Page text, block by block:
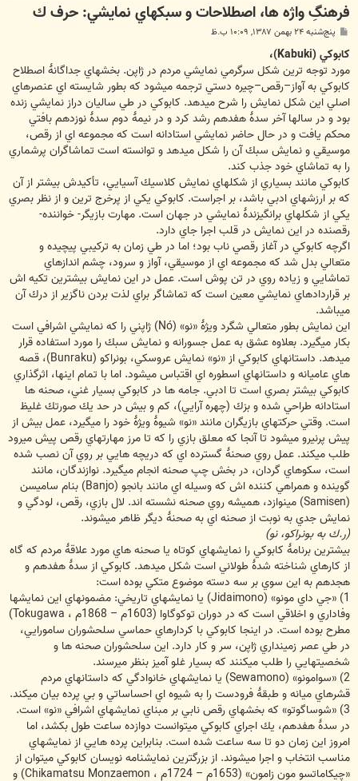
فرهنگِ واژه ها، اصطلاحات و سبكهاي نمايشي: حرف ك
س
ت
پنج‌شنبه ۲۴ بهمن ۱۳۸۷, ۱۰:۰۹ ب.ظ
كابوكي (Kabuki)،
مورد توجه ترين شكل سرگرمي نمايشي مردم در ژاپن. بخشهاي جداگانۀ اصطلاح
كابوكي به آواز–رقص–چيره دستي ترجمه ميشود كه بطور شايسته اي عنصرهاي
اصلي اين شكل نمايش را شرح ميدهد. كابوكي در طي ساليان دراز نمايشي زنده
بود و در سالها آخر سدۀ هفدهم رشد كرد و در نيمۀ دوم سدۀ نوزدهم بافتي
محكم يافت و در حال حاضر نمايشي استادانه است كه مجموعه اي از رقص،
موسيقي و نمايش سبك آن را شكل ميدهد و توانسته است تماشاگران پرشماري
را به تماشاي خود جذب كند.
كابوكي مانند بسياري از شكلهاي نمايش كلاسيك آسيايي، تأكيدش بيشتر از آن
كه بر ارزشهاي ادبي باشد، بر اجراست. كابوكي يكي از پرخرج ترين و از نظر بصري
يكي از شكلهاي برانگيزندۀ نمايشي در جهان است. مهارت بازيگر- خواننده-
رقصنده در اين نمايش در قلب اجرا جاي دارد.
اگرچه كابوكي در آغاز رقصي ناب بود؛ اما در طي زمان به تركيبي پيچيده و
متعالي بدل شد كه مجموعه اي از موسيقي، آواز و سرود، چشم اندازهاي
تماشايي و زياده روي در تن پوش است. عمل در اين نمايش بيشترين تكيه اش
بر قراردادهاي نمايشي معين است كه تماشاگر براي لذت بردن ناگزير از درك آن
ميباشد.
اين نمايش بطور متعالي شگرد ويژۀ «نو» (Nó) ژاپني را كه نمايشي اشرافي است
بكار ميگيرد. بعلاوه عشق به عمل جسورانه و نمايش سبك را مورد استفاده قرار
ميدهد. داستانهاي كابوكي از «نو» نمايش عروسكي، بونراكو (Bunraku)، قصه
هاي عاميانه و داستانهاي اسطوره اي اقتباس ميشود. اما با تمام اينها، اثرگذاري
كابوكي بيشتر بصري است تا ادبي. جامه ها در كابوكي بسيار غني، صحنه ها
استادانه طراحي شده و بزك (چهره آرايي)، كم و بيش در حد يك صورتك غليظ
است. وقتي حركتهاي بازيگران مانند «نو» شيوۀ ويژۀ خود را ميگيرد، عمل بيش از
پيش پرنيرو ميشود تا آنجا كه معلق بازي را كه تا مرز مهارتهاي رقص پيش ميرود
طلب ميكند. عمل روي صحنۀ گسترده اي كه دريچه هايي بر روي آن نصب شده
است، سكوهاي گردان، در بخش چپ صحنه انجام ميگيرد. نوازندگان، مانند
گوينده و همراهي كننده اش كه وسيله اي مانند بانجو (Banjo) بنام ساميسن
(Samisen) مينوازد، هميشه روي صحنه نشسته اند. لال بازي، رقص، لودگي و
نمايش جدي به نوبت از صحنه اي به صحنۀ ديگر ظاهر ميشوند.
(ر.ك به بونراكو، نو)
بيشترين برنامۀ كابوكي را نمايشهاي كوتاه يا صحنه هاي مورد علاقۀ مردم كه گاه
از كارهاي شناخته شدۀ طولاني است شكل ميدهد. كابوكي از سدۀ هفدهم و
هجدهم به اين سوي بر سه دسته موضوع متكي بوده است:
1) «جي داي مونو» (Jidaimono) يا نمايشهاي تاريخي: مضمونهاي اين نمايشها
وفاداري و اخلاقي است كه در دوران توكوگاوا (1603م – 1868م ، Tokugawa)
مطرح بوده است. در اينجا كابوكي با كردارهاي حماسي سلحشوران سامورايي،
در طي عصر زمينداري ژاپن، سر و كار دارد. اين سلحشوران صحنه ها و
شخصيتهايي را طلب ميكنند كه بسيار غلو آميز بنظر ميرسند.
2) «سوامونو» (Sewamono) يا نمايشهاي خانوادگي كه داستانهاي مردم
قشرهاي ميانه و طبقۀ فرودست را به شيوه اي احساساتي و بي پرده بيان ميكند.
3) «شوساگوتو» كه بخشهاي رقص نابي بر مبناي نمايشهاي اشرافي «نو» است.
در سدۀ هفدهم، يك اجراي كابوكي ميتوانست دوازده ساعت طول بكشد، اما
امروز اين زمان دو تا سه ساعت شده است. بنابراين پرده هايي از نمايشهاي
مناسب انتخاب و اجرا ميشوند. از بزرگترين نمايشنامه نويسان كابوكي ميتوان از
«چيكاماتسو مون زامون» (1653م – 1724م ، Chikamatsu Monzaemon) و